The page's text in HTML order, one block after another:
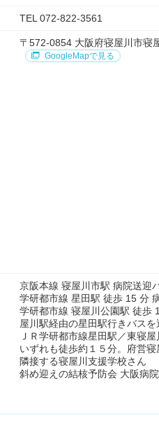
TEL 072-822-3561
〒572-0854 大阪府寝屋川市寝
GoogleMapで見る
京阪本線 寝屋川市駅 病院送迎
学研都市線 星田駅 徒歩 15 分
学研都市線 寝屋川公園駅 徒歩
屋川駅経由の星田駅行きバスを
ＪＲ学研都市線星田駅／東寝
いずれも徒歩約１５分。府営
隣接する寝屋川支援学校さん
斜め迎えの結核予防会 大阪病